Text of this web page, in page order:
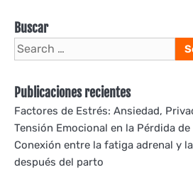
Buscar
Search
for:
Publicaciones recientes
Factores de Estrés: Ansiedad,
Tensión Emocional en la Pérdida
Conexión entre la fatiga adrenal y
después del parto